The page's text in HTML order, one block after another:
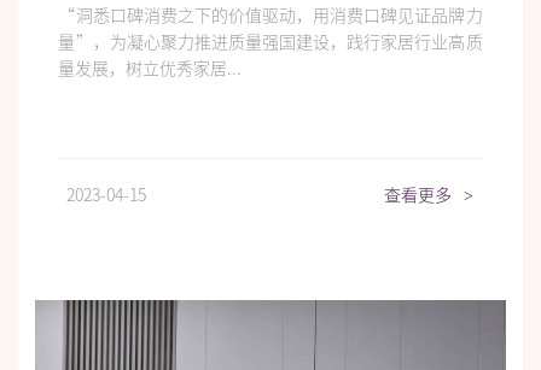
“洞悉口碑消费之下的价值驱动，用消费口碑见证品牌力
量”，为凝心聚力推进质量强国建设，践行家居行业高质
量发展，树立优秀家居...
2023-04-15 查看更多 >